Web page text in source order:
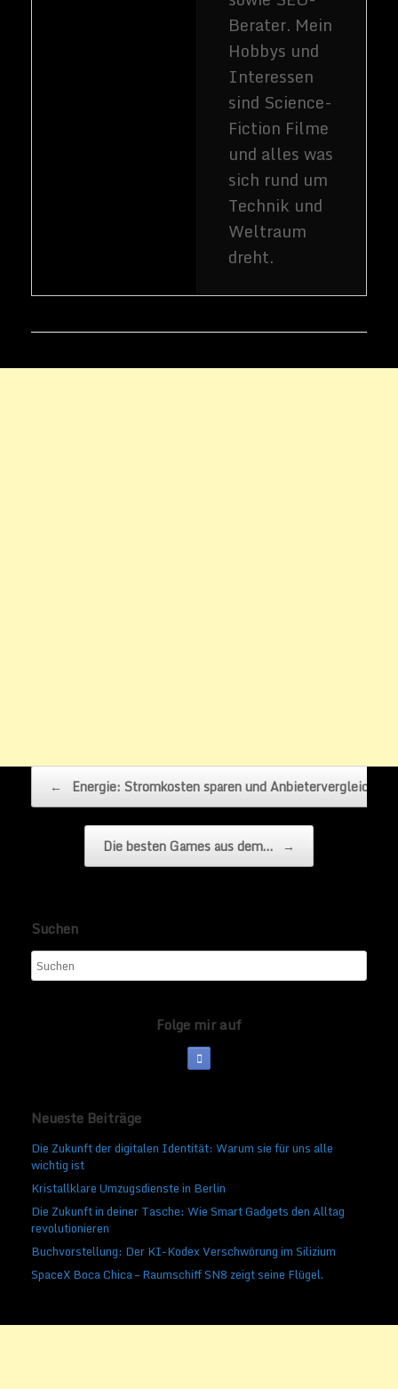
Beitragsnavigation
← Energie: Stromkosten sparen und Anbietervergleichen
Die besten Games aus dem… →
Suchen
Folge mir auf
Neueste Beiträge
Die Zukunft der digitalen Identität: Warum sie für uns alle
wichtig ist
Kristallklare Umzugsdienste in Berlin
Die Zukunft in deiner Tasche: Wie Smart Gadgets den Alltag
revolutionieren
Buchvorstellung: Der KI-Kodex Verschwörung im Silizium
SpaceX Boca Chica – Raumschiff SN8 zeigt seine Flügel.